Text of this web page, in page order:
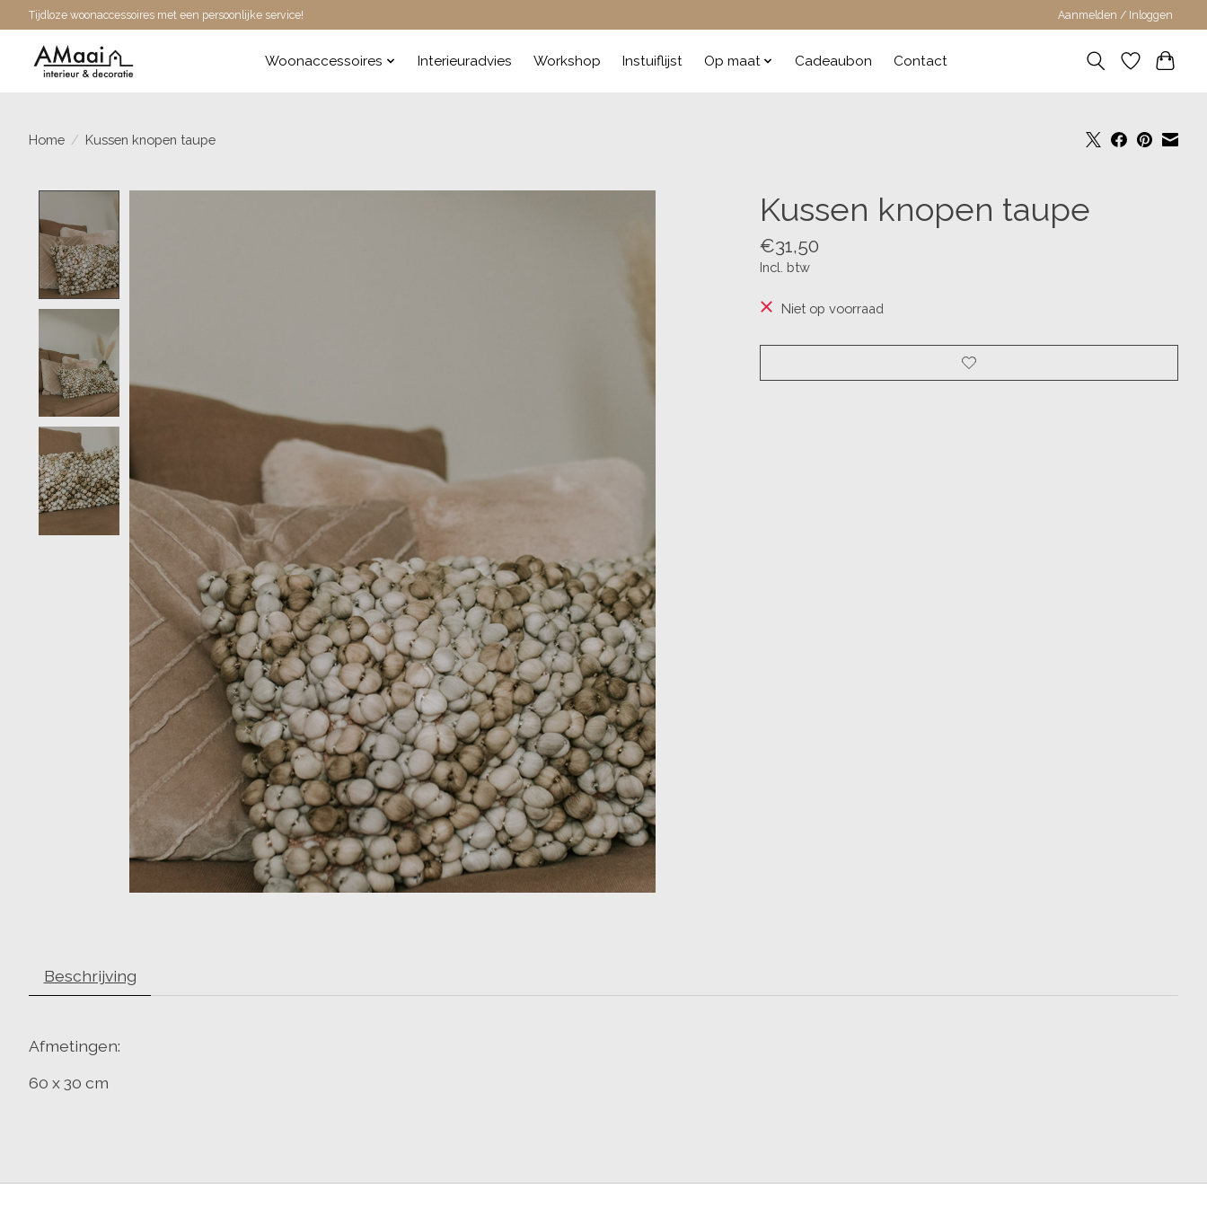
Tijdloze woonaccessoires met een persoonlijke service! Aanmelden / Inloggen
Woonaccessoires Interieuradvies Workshop Instuiflijst Op maat Cadeaubon Contact
Home / Kussen knopen taupe
Kussen knopen taupe
€31,50
Incl. btw
Niet op voorraad
Beschrijving
Afmetingen:
60 x 30 cm